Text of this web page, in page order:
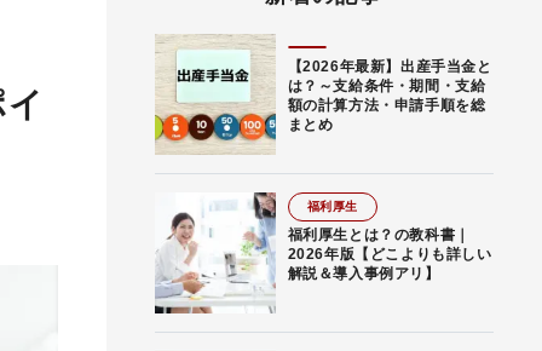
【2026年最新】出産手当金と
は？～支給条件・期間・支給
額の計算方法・申請手順を総
まとめ
福利厚生
福利厚生とは？の教科書｜
2026年版【どこよりも詳しい
解説＆導入事例アリ】